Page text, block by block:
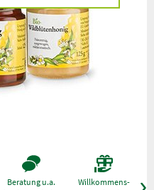
Beratung u.a.
Willkommens-